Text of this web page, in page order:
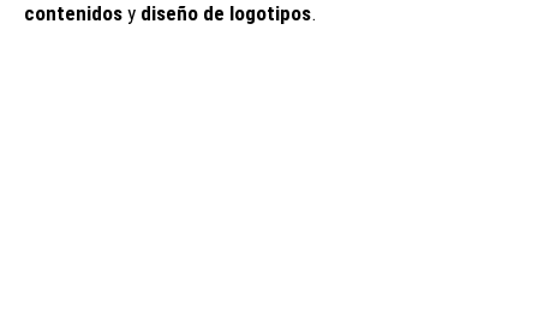
contenidos y diseño de logotipos.